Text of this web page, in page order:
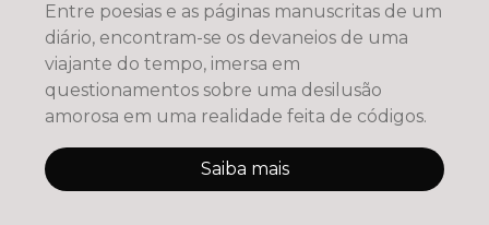
Entre poesias e as páginas manuscritas de um
diário, encontram-se os devaneios de uma
viajante do tempo, imersa em
questionamentos sobre uma desilusão
amorosa em uma realidade feita de códigos.
Saiba mais